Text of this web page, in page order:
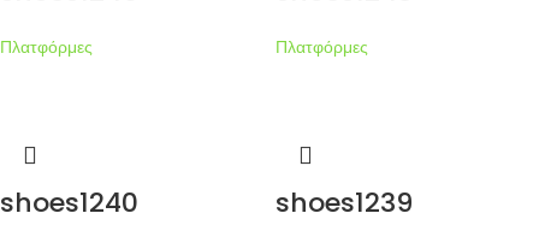
Πλατφόρμες Πλατφόρμες
shoes1240 shoes1239